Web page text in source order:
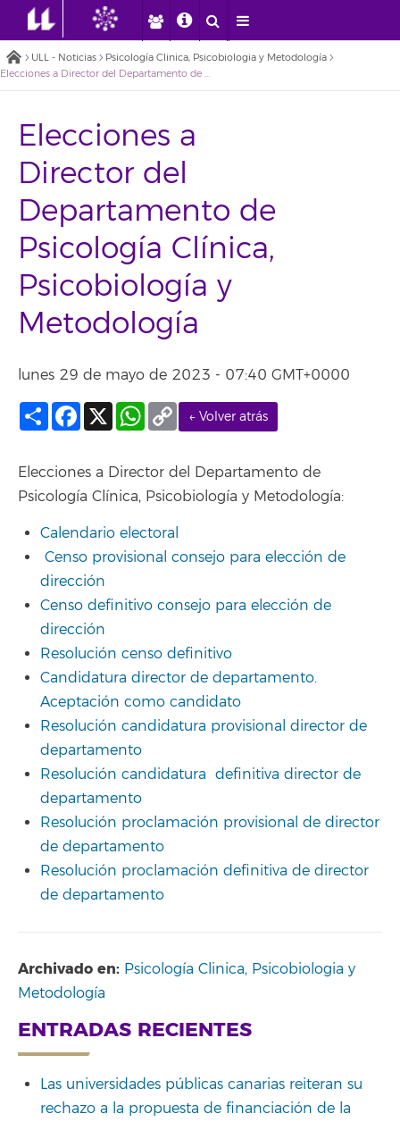
ULL - Noticias
Psicología Clinica, Psicobiologia y Metodología
Elecciones a Director del Departamento de Psicología Clínica, Psicobiología y Metodología
Elecciones a
Director del
Departamento de
Psicología Clínica,
Psicobiología y
Metodología
lunes 29 de mayo de 2023 - 07:40 GMT+0000
← Volver atrás
Compartir
Facebook
X WhatsApp
Copy
Link
Elecciones a Director del Departamento de
Psicología Clínica, Psicobiología y Metodología:
Calendario electoral
Censo provisional consejo para elección de
dirección
Censo definitivo consejo para elección de
dirección
Resolución censo definitivo
Candidatura director de departamento.
Aceptación como candidato
Resolución candidatura provisional director de
departamento
Resolución candidatura definitiva director de
departamento
Resolución proclamación provisional de director
de departamento
Resolución proclamación definitiva de director
de departamento
Archivado en: Psicología Clinica, Psicobiologia y
Metodología
ENTRADAS RECIENTES
Las universidades públicas canarias reiteran su
rechazo a la propuesta de financiación de la